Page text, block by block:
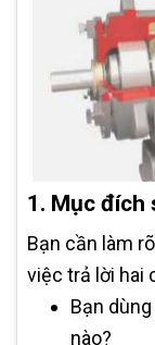
1. Mục đích
Bạn cần làm
việc trả lời hai
Bạn
nào?